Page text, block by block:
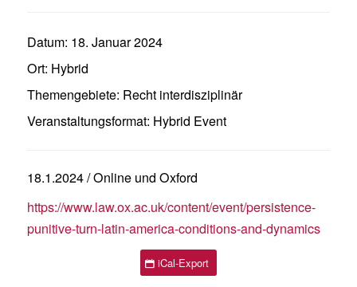
Datum: 18. Januar 2024
Ort: Hybrid
Themengebiete: Recht interdisziplinär
Veranstaltungsformat: Hybrid Event
18.1.2024 / Online und Oxford
https://www.law.ox.ac.uk/content/event/persistence-
punitive-turn-latin-america-conditions-and-dynamics
iCal-Export